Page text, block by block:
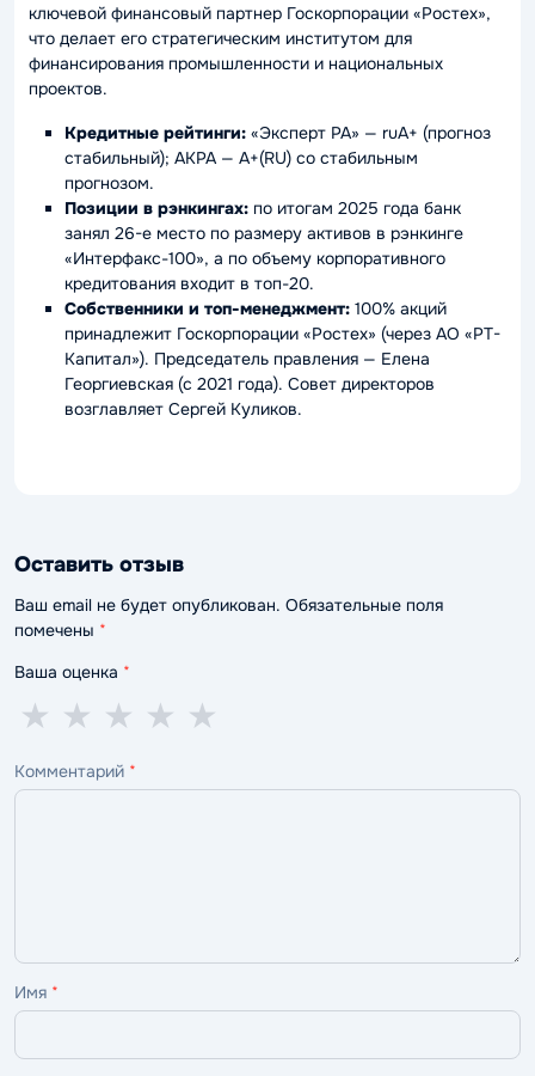
ключевой финансовый партнер Госкорпорации «Ростех»,
что делает его стратегическим институтом для
финансирования промышленности и национальных
проектов.
Кредитные рейтинги: «Эксперт РА» — ruA+ (прогноз
стабильный); АКРА — A+(RU) со стабильным
прогнозом.
Позиции в рэнкингах: по итогам 2025 года банк
занял 26-е место по размеру активов в рэнкинге
«Интерфакс-100», а по объему корпоративного
кредитования входит в топ-20.
Собственники и топ-менеджмент: 100% акций
принадлежит Госкорпорации «Ростех» (через АО «РТ-
Капитал»). Председатель правления — Елена
Георгиевская (с 2021 года). Совет директоров
возглавляет Сергей Куликов.
Оставить отзыв
Ваш email не будет опубликован. Обязательные поля
помечены *
Ваша оценка *
5
—
★
4
—
★
3
—
★
2
—
★
1
—
★
Комментарий *
Имя *